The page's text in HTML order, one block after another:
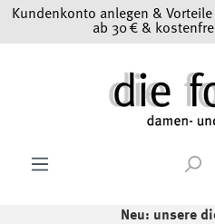
Zum Hauptinhalt springen
Kundenkonto anlegen &
ab 30 € &
Neu: unsere